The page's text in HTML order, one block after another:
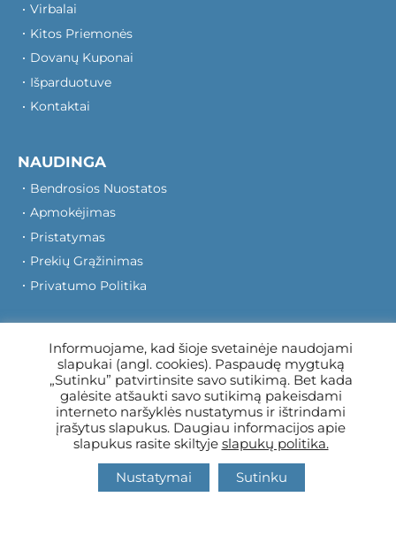
Virbalai
Kitos Priemonės
Dovanų Kuponai
Išparduotuve
Kontaktai
NAUDINGA
Bendrosios Nuostatos
Apmokėjimas
Pristatymas
Prekių Grąžinimas
Privatumo Politika
KONTAKTAI
MB Vakasa
Tel. Nr.: +37067966205
Rotušės A. 16, Kretinga 97140
Informuojame, kad šioje svetainėje naudojami
slapukai (angl. cookies). Paspaudę mygtuką
„Sutinku” patvirtinsite savo sutikimą. Bet kada
galėsite atšaukti savo sutikimą pakeisdami
interneto naršyklės nustatymus ir ištrindami
įrašytus slapukus. Daugiau informacijos apie
slapukus rasite skiltyje slapukų politika.
Sutinku
Nustatymai